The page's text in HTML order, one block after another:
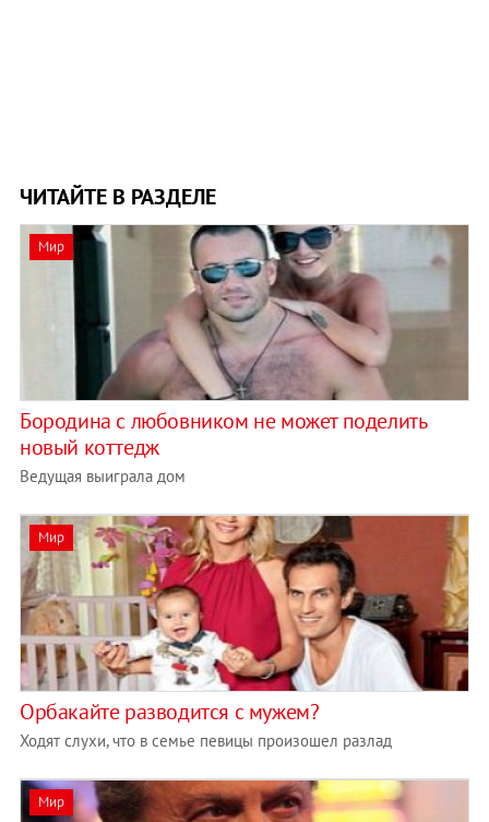
ЧИТАЙТЕ В РАЗДЕЛЕ
Мир
Бородина с любовником не может поделить
новый коттедж
Ведущая выиграла дом
Мир
Орбакайте разводится с мужем?
Ходят слухи, что в семье певицы произошел разлад
Мир